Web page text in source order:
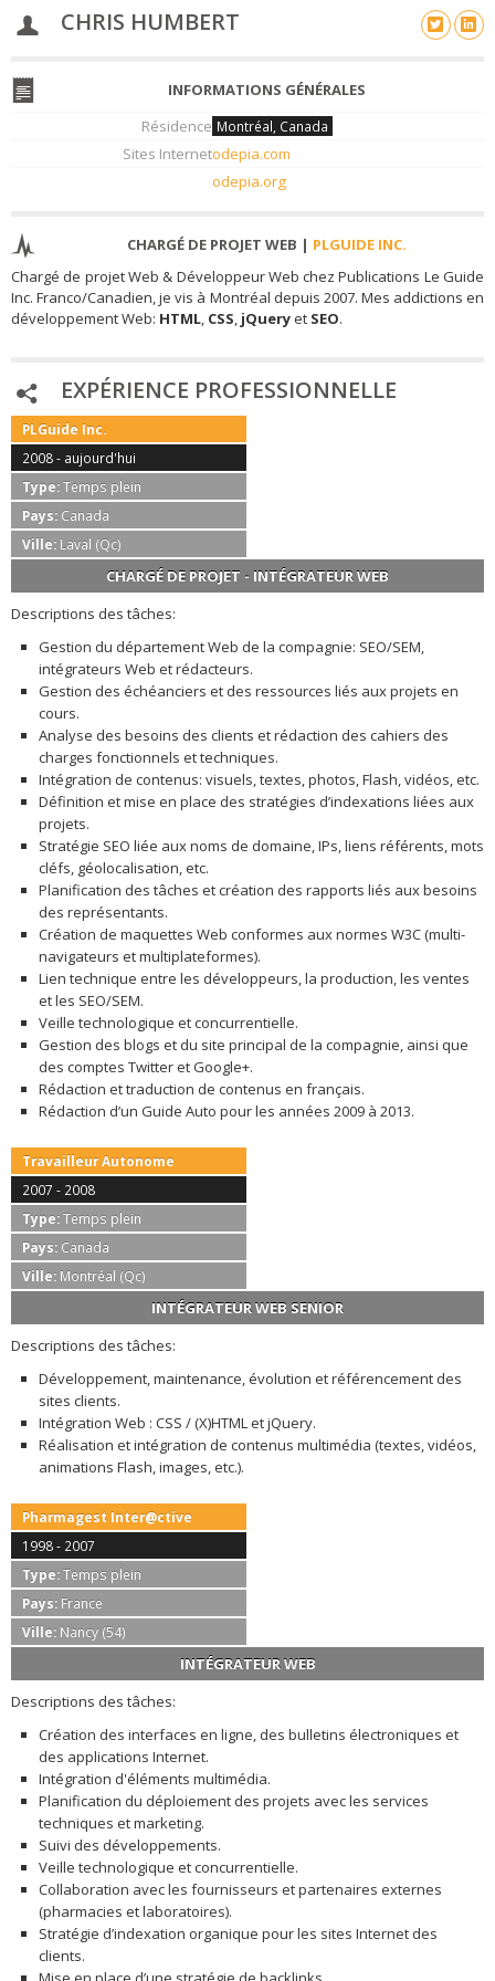
CHRIS HUMBERT
INFORMATIONS GÉNÉRALES
Résidence Montréal, Canada
Sites Internetodepia.com
odepia.org
CHARGÉ DE PROJET WEB | PLGUIDE INC.
Chargé de projet Web & Développeur Web chez Publications Le Guide
Inc. Franco/Canadien, je vis à Montréal depuis 2007. Mes addictions en
développement Web: HTML, CSS, jQueryet SEO.
EXPÉRIENCE PROFESSIONNELLE
PLGuide Inc.
2008 - aujourd'hui
Type:Temps plein
Pays: Canada
Ville: Laval (Qc)
CHARGÉ DE PROJET - INTÉGRATEUR WEB
Descriptions des tâches:
Gestion du département Web de la compagnie: SEO/SEM,
intégrateurs Web et rédacteurs.
Gestion des échéanciers et des ressources liés aux projets en
cours.
Analyse des besoins des clients et rédaction des cahiers des
charges fonctionnels et techniques.
Intégration de contenus: visuels, textes, photos, Flash, vidéos, etc.
Définition et mise en place des stratégies d’indexations liées aux
projets.
Stratégie SEO liée aux noms de domaine, IPs, liens référents, mots
cléfs, géolocalisation, etc.
Planification des tâches et création des rapports liés aux besoins
des représentants.
Création de maquettes Web conformes aux normes W3C (multi-
navigateurs et multiplateformes).
Lien technique entre les développeurs, la production, les ventes
et les SEO/SEM.
Veille technologique et concurrentielle.
Gestion des blogs et du site principal de la compagnie, ainsi que
des comptes Twitter et Google+.
Rédaction et traduction de contenus en français.
Rédaction d’un Guide Auto pour les années 2009 à 2013.
Travailleur Autonome
2007 - 2008
Type:Temps plein
Pays: Canada
Ville: Montréal (Qc)
INTÉGRATEUR WEB SENIOR
Descriptions des tâches:
Développement, maintenance, évolution et référencement des
sites clients.
Intégration Web : CSS / (X)HTML et jQuery.
Réalisation et intégration de contenus multimédia (textes, vidéos,
animations Flash, images, etc.).
Pharmagest Inter@ctive
1998 - 2007
Type:Temps plein
Pays: France
Ville: Nancy (54)
INTÉGRATEUR WEB
Descriptions des tâches:
Création des interfaces en ligne, des bulletins électroniques et
des applications Internet.
Intégration d'éléments multimédia.
Planification du déploiement des projets avec les services
techniques et marketing.
Suivi des développements.
Veille technologique et concurrentielle.
Collaboration avec les fournisseurs et partenaires externes
(pharmacies et laboratoires).
Stratégie d’indexation organique pour les sites Internet des
clients.